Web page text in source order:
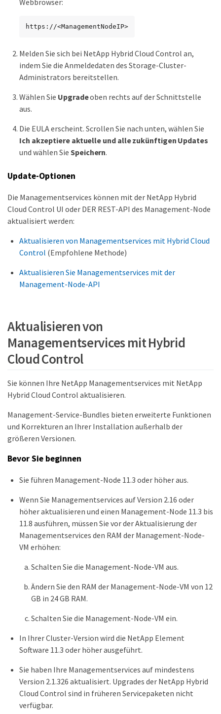
Webbrowser:
https://<ManagementNodeIP>
Melden Sie sich bei NetApp Hybrid Cloud Control an,
indem Sie die Anmeldedaten des Storage-Cluster-
Administrators bereitstellen.
Wählen Sie Upgradeoben rechts auf der Schnittstelle
aus.
Die EULA erscheint. Scrollen Sie nach unten, wählen Sie
Ich akzeptiere aktuelle und alle zukünftigen Updates
und wählen Sie Speichern.
Update-Optionen
Die Managementservices können mit der NetApp Hybrid
Cloud Control UI oder DER REST-API des Management-Node
aktualisiert werden:
Aktualisieren von Managementservices mit Hybrid Cloud
Control (Empfohlene Methode)
Aktualisieren Sie Managementservices mit der
Management-Node-API
Aktualisieren von
Managementservices mit Hybrid
Cloud Control
Sie können Ihre NetApp Managementservices mit NetApp
Hybrid Cloud Control aktualisieren.
Management-Service-Bundles bieten erweiterte Funktionen
und Korrekturen an Ihrer Installation außerhalb der
größeren Versionen.
Bevor Sie beginnen
Sie führen Management-Node 11.3 oder höher aus.
Wenn Sie Managementservices auf Version 2.16 oder
höher aktualisieren und einen Management-Node 11.3 bis
11.8 ausführen, müssen Sie vor der Aktualisierung der
Managementservices den RAM der Management-Node-
VM erhöhen:
Schalten Sie die Management-Node-VM aus.
Ändern Sie den RAM der Management-Node-VM von 12
GB in 24 GB RAM.
Schalten Sie die Management-Node-VM ein.
In Ihrer Cluster-Version wird die NetApp Element
Software 11.3 oder höher ausgeführt.
Sie haben Ihre Managementservices auf mindestens
Version 2.1.326 aktualisiert. Upgrades der NetApp Hybrid
Cloud Control sind in früheren Servicepaketen nicht
verfügbar.